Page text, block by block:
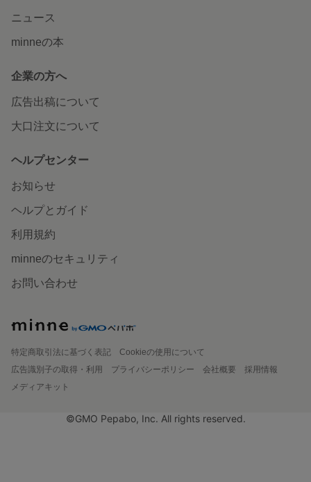
ニュース
minneの本
企業の方へ
広告出稿について
大口注文について
ヘルプセンター
お知らせ
ヘルプとガイド
利用規約
minneのセキュリティ
お問い合わせ
特定商取引法に基づく表記
Cookieの使用について
広告識別子の取得・利用
プライバシーポリシー 会社概要
採用情報
メディアキット
©GMO Pepabo, Inc. All rights reserved.